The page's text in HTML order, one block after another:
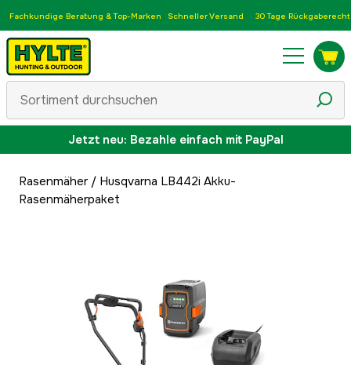
Fachkundige Beratung & Top-Marken Schneller Versand 30 Tage Rückgaberecht
Jetzt neu: Bezahle einfach mit PayPal
Rasenmäher/ Husqvarna LB442i Akku-
Rasenmäherpaket